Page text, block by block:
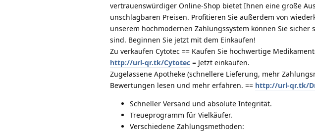
vertrauenswürdiger Online-Shop bietet Ihnen eine große
unschlagbaren Preisen. Profitieren Sie außerdem von
unserem hochmodernen Zahlungssystem können Sie
sind. Beginnen Sie jetzt mit dem Einkaufen!
Zu verkaufen Cytotec == Kaufen Sie hochwertige
http://url-qr.tk/Cytotec = Jetzt einkaufen.
Zugelassene Apotheke (schnellere Lieferung, mehr
Bewertungen lesen und mehr erfahren. == http://url-qr.tk/
Schneller Versand und absolute Integrität.
Treueprogramm für Vielkäufer.
Verschiedene Zahlungsmethoden: